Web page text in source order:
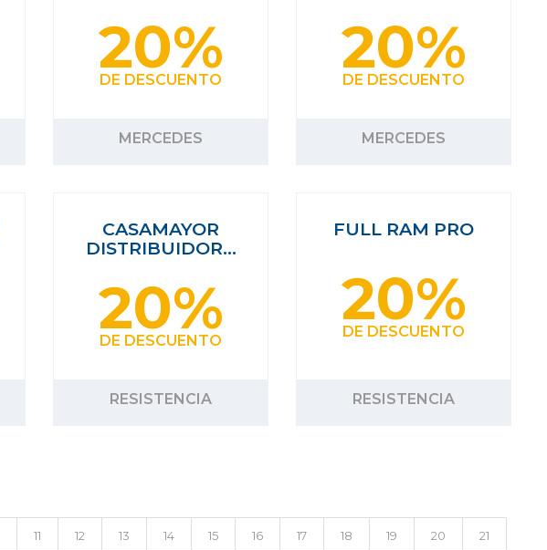
20%
DE DESCUENTO
MERCEDES
20%
DE DESCUENTO
MERCEDES
CASAMAYOR
DISTRIBUIDOR…
20%
DE DESCUENTO
RESISTENCIA
FULL RAM PRO
20%
DE DESCUENTO
RESISTENCIA
11 12 13 14 15 16 17 18 19 20 21